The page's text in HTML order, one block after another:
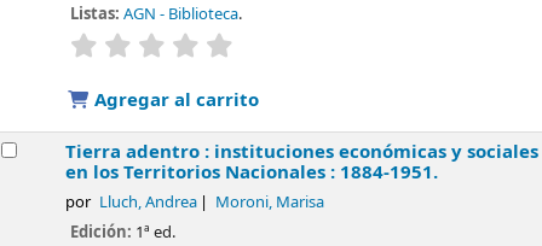
Listas: AGN - Biblioteca.
valoración
Agregar al carrito
Tierra adentro : instituciones económicas y sociales
en los Territorios Nacionales : 1884-1951.
por Lluch, Andrea Moroni, Marisa
Edición: 1ª ed.